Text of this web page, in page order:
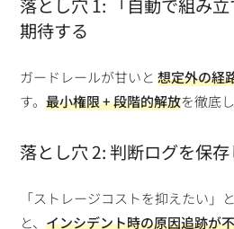
落とし穴 1: 「自動で組み
期待する
ガードレールが甘いと想定外の経
す。最小権限 + 段階的解放を徹底し
落とし穴 2: 判断ログを保
「ストレージコストを抑えたい」
と、インシデント時の原因追跡が